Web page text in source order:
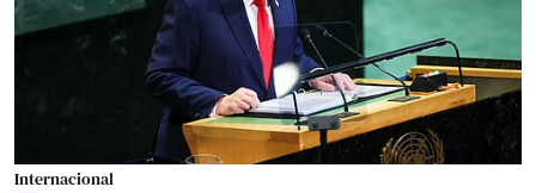
Internacional